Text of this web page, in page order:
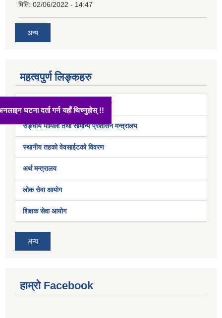
मिति: 02/06/2022 - 14:47
अन्य
महत्वपुर्ण लिङ्कहरु
अख्तियार दुरुपयोग अनुसन्धान आयोग
सङ्घीय मामिला तथा सामान्य प्रशासन मन्त्रालय
स्थानीय तहको वेवसाईटको विवरण
अर्थ मन्त्रालय
लोक सेवा आयोग
शिक्षक सेवा आयोग
अन्य
हाम्रो Facebook
अनलाइन घटना दर्ता गर्न यहाँ थिच्नुहोस् !!